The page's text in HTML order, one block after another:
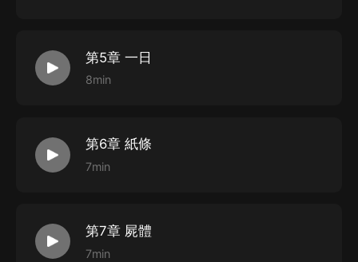
第5章 一日
8min
第6章 紙條
7min
第7章 屍體
7min